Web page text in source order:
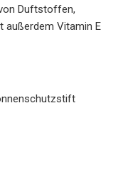
Duftstoffen,
außerdem Vitamin E